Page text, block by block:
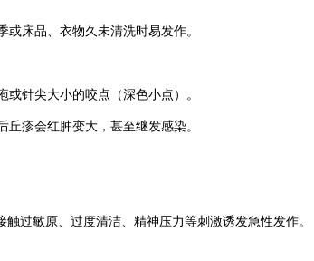
床品、衣物久未清洗时易发作。
针尖大小的咬点（深色小点）。
疹会红肿变大，甚至继发感染。
过敏原、过度清洁、精神压力等刺激诱发急性发作。